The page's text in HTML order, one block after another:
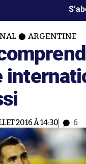
ARGENTINE
2016 À 14:30 6